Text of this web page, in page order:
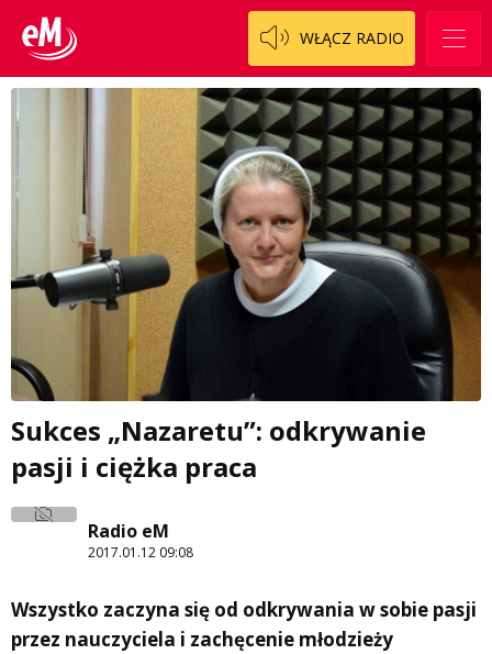
WŁĄCZ RADIO
Sukces „Nazaretu”: odkrywanie
pasji i ciężka praca
Radio eM
2017.01.12 09:08
Wszystko zaczyna się od odkrywania w sobie pasji
przez nauczyciela i zachęcenie młodzieży